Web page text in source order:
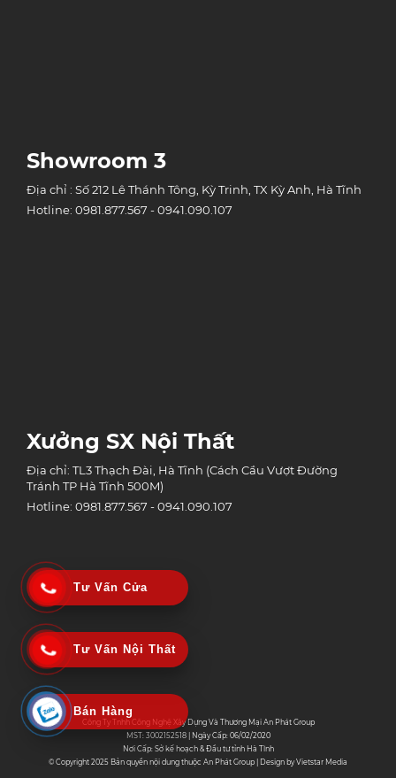
Showroom 3
Địa chỉ : Số 212 Lê Thánh Tông, Kỳ Trinh, TX Kỳ Anh, Hà Tĩnh
Hotline: 0981.877.567 - 0941.090.107
Xưởng SX Nội Thất
Địa chỉ: TL3 Thạch Đài, Hà Tĩnh (Cách Cầu Vượt Đường
Tránh TP Hà Tĩnh 500M)
Hotline: 0981.877.567 - 0941.090.107
Công Ty Tnhh Công Nghệ Xây Dựng Và Thương Mại An Phát Group
MST: 3002152518 | Ngày Cấp: 06/02/2020
Nơi Cấp: Sở kế hoạch & Đầu tư tỉnh Hà Tĩnh
© Copyright 2025 Bản quyền nội dung thuộc An Phát Group | Design byVietstar Media
Tư Vấn Cửa
Tư Vấn Nội Thất
Bán Hàng